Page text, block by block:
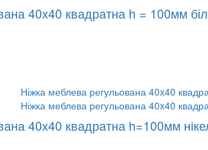
40x40 квадратна h = 100мм
40x40 квадратна h=100мм